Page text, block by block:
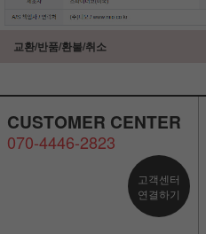
교환/반품/환불/취소
CUSTOMER CENTER
070-4446-2823
고객센터
연결하기